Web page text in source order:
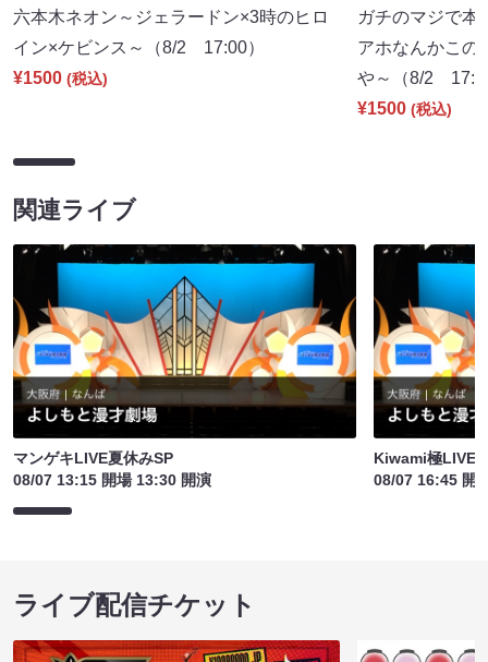
六本木ネオン～ジェラードン×3時のヒロ
イン×ケビンス～（8/2 17:00）
¥1500 (税込)
ガチのマジで本
アホなんかこの
や～（8/2
¥1500 (税込)
関連ライブ
マンゲキLIVE夏休みSP
08/07 13:15 開場 13:30 開演
Kiwami極LIVE
08/07 16:45 開
ライブ配信チケット